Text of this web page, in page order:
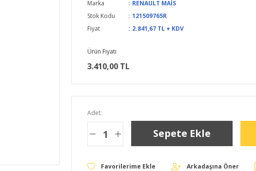
Marka
RENAULT MAİS
Stok Kodu
121509765R
Fiyat
2.841,67 TL + KDV
Ürün Fiyatı
3.410,00 TL
Adet:
Sepete Ekle
Arkadaşına Öner